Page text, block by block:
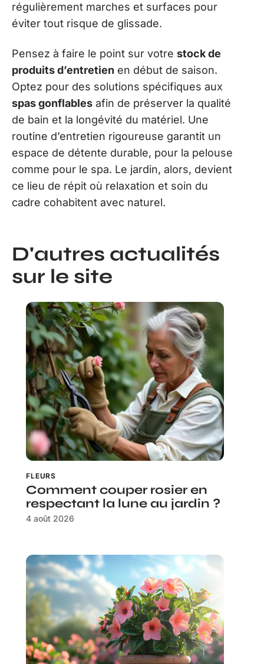
régulièrement marches et surfaces pour
éviter tout risque de glissade.
Pensez à faire le point sur votre stock de
produits d’entretien en début de saison.
Optez pour des solutions spécifiques aux
spas gonflables afin de préserver la qualité
de bain et la longévité du matériel. Une
routine d’entretien rigoureuse garantit un
espace de détente durable, pour la pelouse
comme pour le spa. Le jardin, alors, devient
ce lieu de répit où relaxation et soin du
cadre cohabitent avec naturel.
D'autres actualités
sur le site
FLEURS
Comment couper rosier en
respectant la lune au jardin ?
4 août 2026